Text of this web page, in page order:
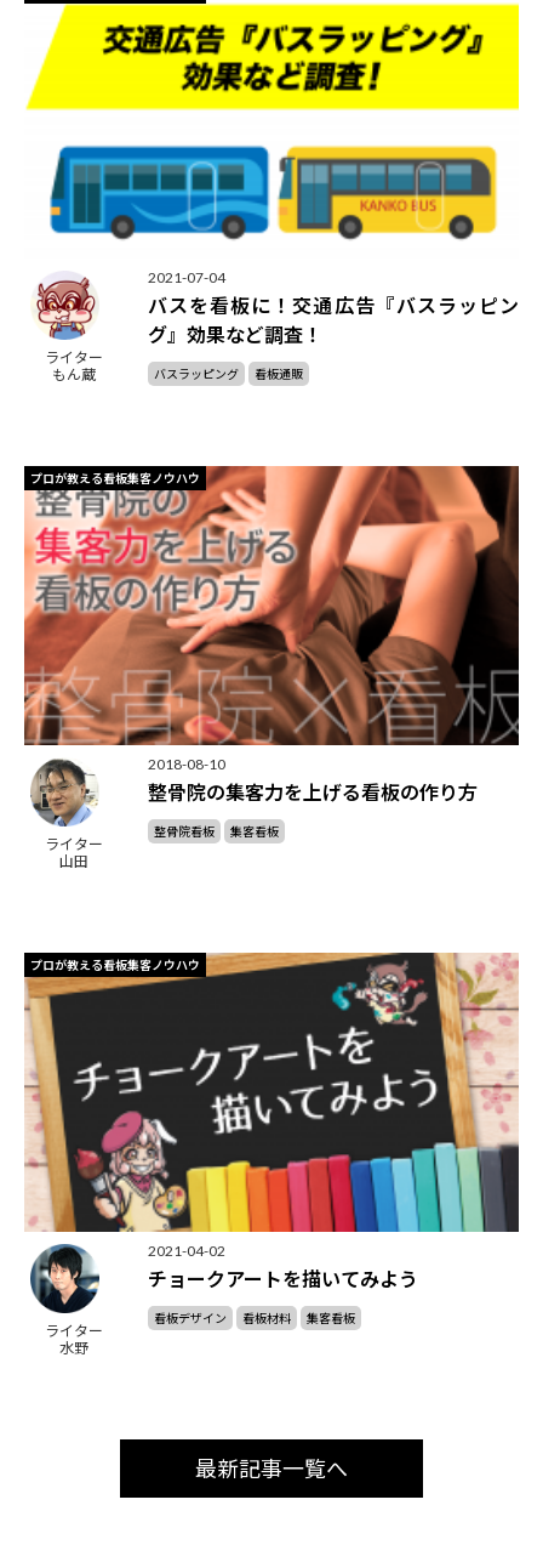
ライター
もん蔵
2021-07-04
バスを看板に！交通広告『バスラッピン
グ』効果など調査！
バスラッピング 看板通販
プロが教える看板集客ノウハウ
ライター
山田
2018-08-10
整骨院の集客力を上げる看板の作り方
整骨院看板 集客看板
プロが教える看板集客ノウハウ
ライター
水野
2021-04-02
チョークアートを描いてみよう
看板デザイン 看板材料 集客看板
最新記事一覧へ